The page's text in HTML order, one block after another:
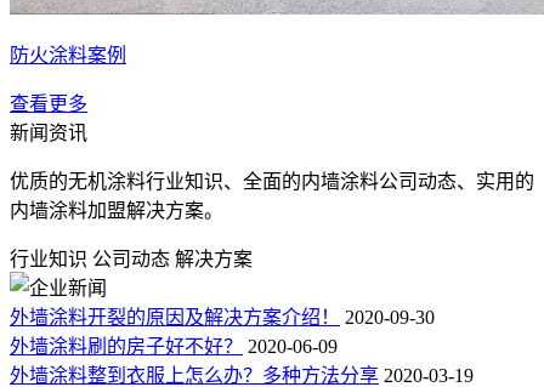
防火涂料案例
查看更多
新闻资讯
优质的无机涂料行业知识、全面的内墙涂料公司动态、实用的
内墙涂料加盟解决方案。
行业知识 公司动态 解决方案
外墙涂料开裂的原因及解决方案介绍！
2020-09-30
外墙涂料刷的房子好不好？
2020-06-09
外墙涂料整到衣服上怎么办？多种方法分享 2020-03-19